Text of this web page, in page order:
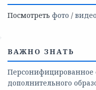
Посмотреть фото / видео
ВАЖНО ЗНАТЬ
Персонифицированное
дополнительного